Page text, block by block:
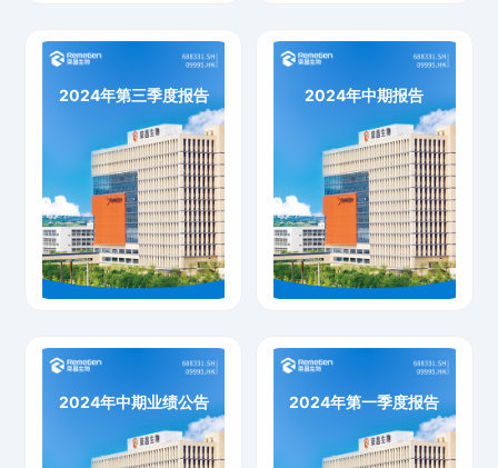
2024年第三季度报告
2024年第三季度报告
下载
2024年中期报告
2024年中期报告
下载
2024年中期业绩公告 2024年第一季度报告